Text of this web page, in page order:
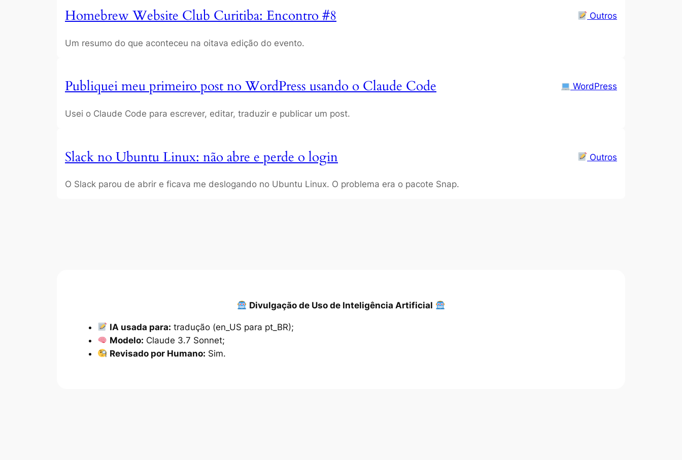
Homebrew Website Club Curitiba: Encontro #8 Outros
Um resumo do que aconteceu na oitava edição do evento.
Publiquei meu primeiro post no WordPress usando o Claude Code WordPress
Usei o Claude Code para escrever, editar, traduzir e publicar um post.
Slack no Ubuntu Linux: não abre e perde o login Outros
O Slack parou de abrir e ficava me deslogando no Ubuntu Linux. O problema era o pacote Snap.
Divulgação de Uso de Inteligência Artificial
IA usada para: tradução (en_US para pt_BR);
Modelo: Claude 3.7 Sonnet;
Revisado por Humano: Sim.